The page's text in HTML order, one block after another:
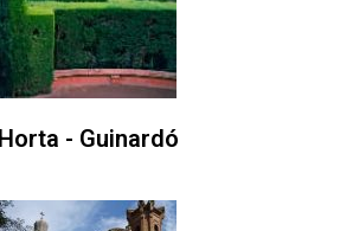
Horta - Guinardó